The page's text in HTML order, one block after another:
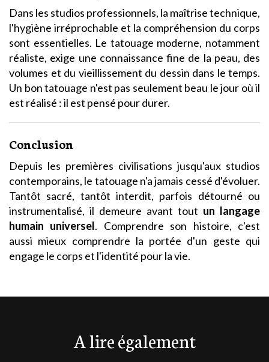
Dans les studios professionnels, la maîtrise technique,
l'hygiène irréprochable et la compréhension du corps
sont essentielles. Le tatouage moderne, notamment
réaliste, exige une connaissance fine de la peau, des
volumes et du vieillissement du dessin dans le temps.
Un bon tatouage n'est pas seulement beau le jour où il
est réalisé : il est pensé pour durer.
Conclusion
Depuis les premières civilisations jusqu'aux studios
contemporains, le tatouage n'a jamais cessé d'évoluer.
Tantôt sacré, tantôt interdit, parfois détourné ou
instrumentalisé, il demeure avant tout un langage
humain universel. Comprendre son histoire, c'est
aussi mieux comprendre la portée d'un geste qui
engage le corps et l'identité pour la vie.
A lire également